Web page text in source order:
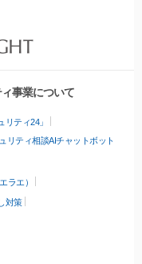
事業について
ティ24」
リティ相談AIチャットボット
ラエ）
対策